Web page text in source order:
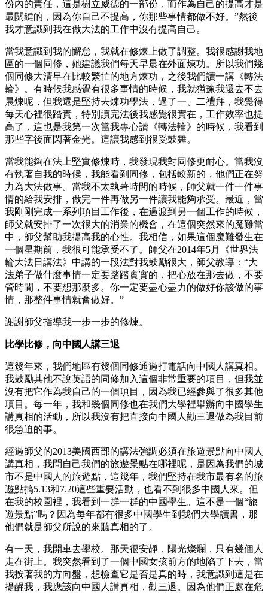
份內的責任，這是樹立威德的一部份，而作為自己的提高才是
最關鍵的，因為你自己不提高，你那些事情都做不好。”然後
我才意識到我在做大法的工作中沒有提高自己。
當我意識到我的懈怠，我就在修煉上做了調整。我很感謝我地
區的一個同修，她建議我們每天早晨在外面煉功。所以我們幾
個同修大清早在比較繁忙的地方煉功，之後我們讀一講《轉法
輪》。有時候我感覺有很多事情的時候，我就猶豫我還去不去
晨煉呢，但我還是堅持去煉功學法，過了一、二禮拜，我覺得
每天心裡很踏實，特別讀完法後我感覺很實在，工作效率也提
高了，這也是我第一次當我專心讀《轉法輪》的時候，我看到
那些字後面閃著金光。這讓我感到很受鼓舞。
當我能夠在法上堅實修煉時，我發現我對同修更耐心。當我沒
有執著自我的時候，我能看到同修，包括較新的，他們正在努
力為大法做事。當我不太執著時間的時候，師父就一件一件事
情的給我安排，做完一件再做另一件讓我能夠承受。最近，當
我剛剛完成一系列項​​目工作後，在過渡到另一個工作的時候，
師父就安排了一次很大的消業的機會，在這個突然來的魔難當
中，師父幫助我提高我的心性。我相信，如果這個魔難發生在
一個星期前，我很可能承受不了。師父在2014年5月《世界法
輪大法日講法》中講的一段法對我鼓勵很大，師父教導：“大
法弟子做什麼事情一定要踏踏實實的，把心放在那去做，不要
管時間，不要想那麼多。你一定要盡心盡力的做好你該做的事
情，那整件事情就會做好。”
謝謝師父指導我一步一步的修煉。
比學比修，向中國人講三退
這幾年來，我們地區有幾個同修通過打電話向中國人講真相。
我鼓勵其他不說英語的同修加入這個非常重要的項目，但我並
沒有把它作為我自己的一個項目，因為我已經參與了很多其他
項目。每一年，我和幾個同修也在我們大學裡舉辦向中國學生
講真相的活動，所以我沒有把直接向中國人勸三退做為我目前
很急迫的事。
經過師父的2013美國西部的講法強調必須在旅遊景點向中國人
講真相，我問自己我們的旅遊景點在哪裡呢，是因為我們的城
市不是中國人的旅遊點，這幾年，我們堅持在我市最有名的旅
遊點搞5.13和7.20這些重要活動，也看不到很多中國人來。但
在我的校園裡，我看到一群一群的中國學生。這不是一個“旅
遊景點”嗎？因為每年都有很多中國學生到我們大學讀書，那
他們就是師父所說的來聽真相的了。
有一天，我開車去學校。那天很安靜，陽光燦爛，只有幾個人
走在街上。我突然看到了一個中國女孩前方的地陷了下去，當
我按著我的方向盤，想檢查它是否是真的時，我意識到這是在
提醒我，我應該向中國人講真相，勸三退。因為他們正處在危